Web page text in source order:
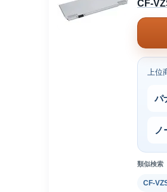
CF-
上位
パ
類似検索
CF-